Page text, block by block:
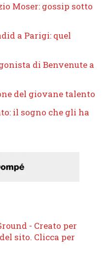
Moser: gossip sotto
a Parigi: quel
di Benvenute a
del giovane talento
il sogno che gli ha